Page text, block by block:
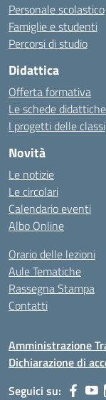
Personale scolastico
Famiglie e studenti
Percorsi di studio
Didattica
Offerta formativa
Le schede didattiche
I progetti delle classi
Novità
Le notizie
Le circolari
Calendario eventi
Albo Online
Orario delle lezioni
Aule Tematiche
Rassegna Stampa
Contatti
Amministrazione
Dichiarazione di
Seguici su: